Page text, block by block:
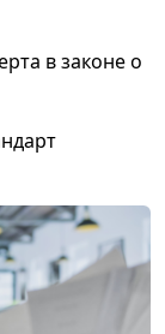
в законе о